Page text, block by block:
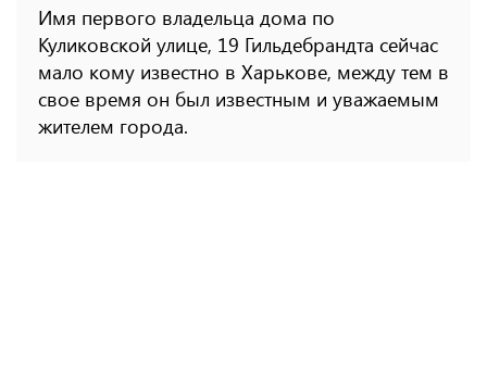
Имя первого владельца дома по
Куликовской улице, 19 Гильдебрандта сейчас
мало кому известно в Харькове, между тем в
свое время он был известным и уважаемым
жителем города.